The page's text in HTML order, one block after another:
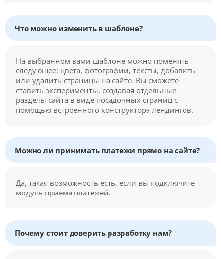
Что можно изменить в шаблоне?
На выбранном вами шаблоне можно поменять
следующее: цвета, фотографии, тексты, добавить
или удалить страницы на сайте. Вы сможете
ставить эксперименты, создавая отдельные
разделы сайта в виде посадочных страниц с
помощью встроенного конструктора лендингов.
Можно ли принимать платежи прямо на сайте?
Да, такая возможность есть, если вы подключите
модуль приема платежей.
Почему стоит доверить разработку нам?